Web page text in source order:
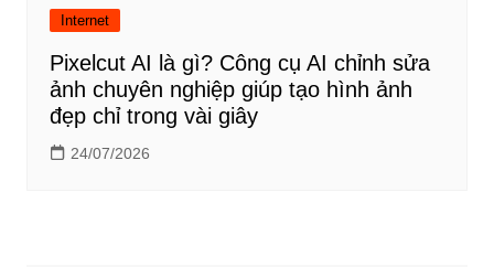
Internet
Pixelcut AI là gì? Công cụ AI chỉnh sửa
ảnh chuyên nghiệp giúp tạo hình ảnh
đẹp chỉ trong vài giây
24/07/2026